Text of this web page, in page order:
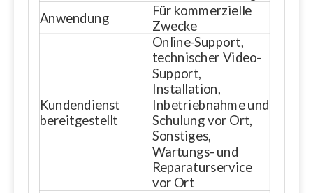
Anwendung
Für kommerzielle
Zwecke
Kundendienst
bereitgestellt
Online-Support,
technischer Video-
Support,
Installation,
Inbetriebnahme und
Schulung vor Ort,
Sonstiges,
Wartungs- und
Reparaturservice
vor Ort